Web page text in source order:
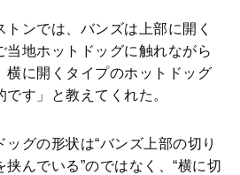
ンでは、バンズは上部に開く
当地ホットドッグに触れながら
横に開くタイプのホットドッグ
す」と教えてくれた。
グの形状は“バンズ上部の切り
んでいる”のではなく、“横に切